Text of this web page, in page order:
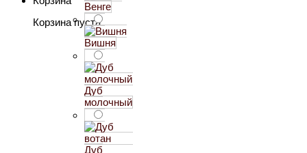
Корзина пуста.
Венге
Вишня
Дуб
молочный
Дуб